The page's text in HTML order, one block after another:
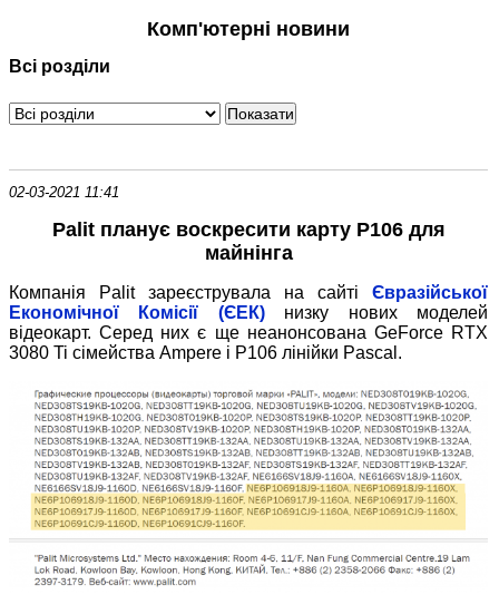
Периферія
Програмне забезпечення
Комп'ютерні новини
Всі розділи
02-03-2021 11:41
Palit планує воскресити карту P106 для
майнінга
Компанія Palit зареєструвала на сайтіЄвразійської
Економічної Комісії (ЄЕК)низку нових моделей
відеокарт. Серед них є ще неанонсована GeForce RTX
3080 Ti сімейства Ampere і P106 лінійки Pascal.